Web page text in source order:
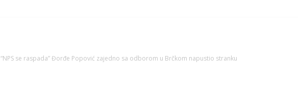
“NPS se raspada” Đorđe Popović zajedno sa odborom u Brčkom napustio stranku